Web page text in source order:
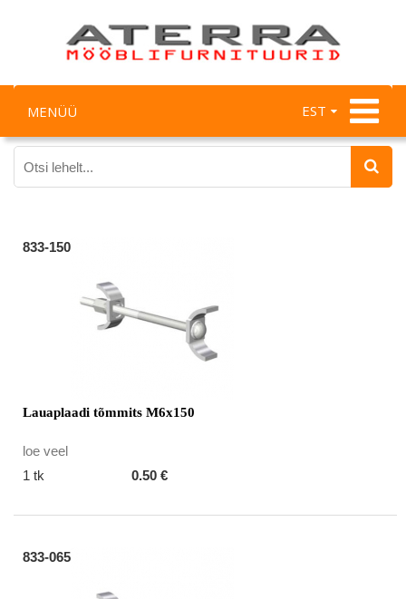
EST
MENÜÜ
833-150
Lauaplaadi tõmmits M6x150
loe veel
1 tk
0.50 €
833-065